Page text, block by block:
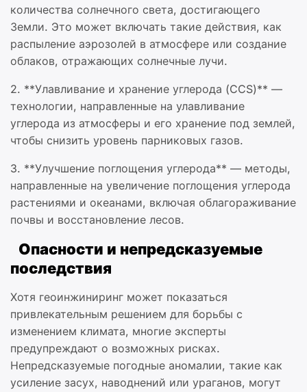
количества солнечного света, достигающего
Земли. Это может включать такие действия, как
распыление аэрозолей в атмосфере или создание
облаков, отражающих солнечные лучи.
2. **Улавливание и хранение углерода (CCS)** —
технологии, направленные на улавливание
углерода из атмосферы и его хранение под землей,
чтобы снизить уровень парниковых газов.
3. **Улучшение поглощения углерода** — методы,
направленные на увеличение поглощения углерода
растениями и океанами, включая облагораживание
почвы и восстановление лесов.
Опасности и непредсказуемые
последствия
Хотя геоинжиниринг может показаться
привлекательным решением для борьбы с
изменением климата, многие эксперты
предупреждают о возможных рисках.
Непредсказуемые погодные аномалии, такие как
усиление засух, наводнений или ураганов, могут